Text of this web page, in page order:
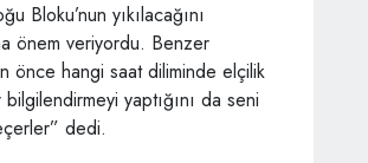
Bloku’nun yıkılacağını
önem veriyordu. Benzer
önce hangi saat diliminde elçilik
yaptığını da seni
dedi.